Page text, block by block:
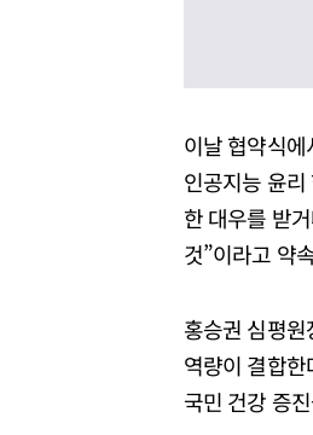
이날 협약식에
인공지능 윤리
한 대우를 받
것”이라고 약
홍승권 심평
역량이 결합한
국민 건강 증